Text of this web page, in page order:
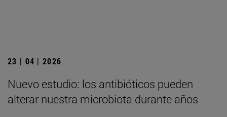
23 | 04 | 2026
Nuevo estudio: los antibióticos pueden
alterar nuestra microbiota durante años